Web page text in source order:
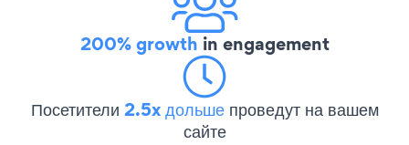
200% growth in engagement
Посетители 2.5x дольше проведут на вашем
сайте